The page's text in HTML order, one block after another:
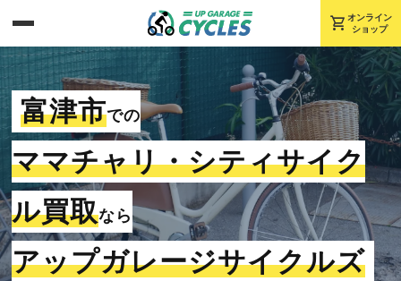
shopping_cart オンライン
ショップ
富津市での
ママチャリ・シティサイク
ル買取なら
アップガレージサイクルズ